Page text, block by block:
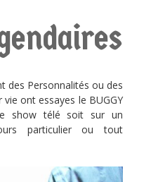
des Personnalités ou des
ont essayes le BUGGY
show télé soit sur un
particulier ou tout